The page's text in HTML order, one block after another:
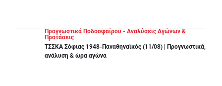
Προγνωστικά Ποδοσφαίρου - Αναλύσεις Αγώνων &
Προτάσεις
ΤΣΣΚΑ Σόφιας 1948-Παναθηναϊκός (11/08) | Προγνωστικά,
ανάλυση & ώρα αγώνα